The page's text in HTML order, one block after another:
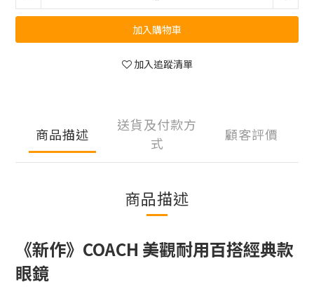
加入購物車
加入追蹤清單
商品描述
送貨及付款方
式
顧客評價
商品描述
《新作》COACH 美觀耐用百搭經典款
眼鏡